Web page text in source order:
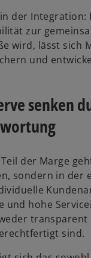
der Integration:
zur
wird, lässt sich
und
senken
der Marge
sondern in der
und hohe
transparent
sind.